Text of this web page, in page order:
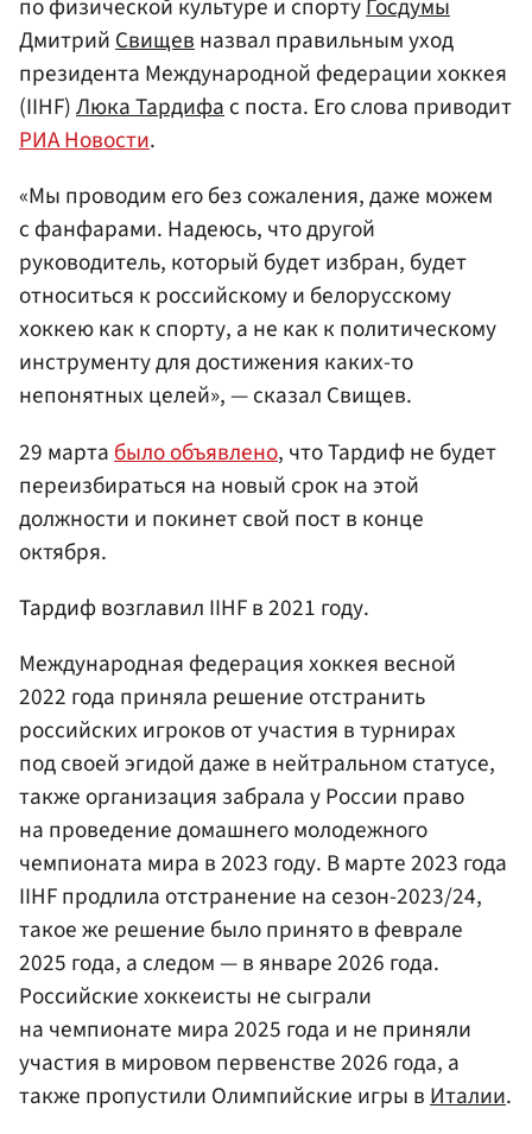
по физической культуре и спортуГосдумы
ДмитрийСвищевназвал правильным уход
президента Международной федерации хоккея
(IIHF)Люка Тардифас поста. Его слова приводит
РИА Новости.
«Мы проводим его без сожаления, даже можем
с фанфарами. Надеюсь, что другой
руководитель, который будет избран, будет
относиться к российскому и белорусскому
хоккею как к спорту, а не как к политическому
инструменту для достижения каких-то
непонятных целей», — сказал Свищев.
29 марта было объявлено, что Тардиф не будет
переизбираться на новый срок на этой
должности и покинет свой пост в конце
октября.
Тардиф возглавил IIHF в 2021 году.
Международная федерация хоккея весной
2022 года приняла решение отстранить
российских игроков от участия в турнирах
под своей эгидой даже в нейтральном статусе,
также организация забрала у России право
на проведение домашнего молодежного
чемпионата мира в 2023 году. В марте 2023 года
IIHF продлила отстранение на сезон-2023/24,
такое же решение было принято в феврале
2025 года, а следом — в январе 2026 года.
Российские хоккеисты не сыграли
на чемпионате мира 2025 года и не приняли
участия в мировом первенстве 2026 года, а
также пропустили Олимпийские игры вИталии.